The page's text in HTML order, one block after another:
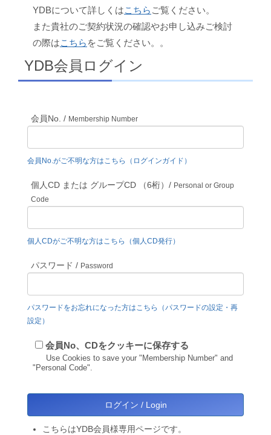
YDBについて詳しくはこちら ご覧ください。
また貴社のご契約状況の確認やお申し込みご検討
の際はこちら をご覧ください。。
YDB会員ログイン
会員No. / Membership Number
会員No.がご不明な方はこちら（ログインガイド）
個人CD または グループCD （6桁）/ Personal or Group
Code
個人CDがご不明な方はこちら（個人CD発行）
パスワード / Password
パスワードをお忘れになった方はこちら（パスワードの設定・再
設定）
会員No、CDをクッキーに保存する
Use Cookies to save your "Membership Number" and
"Personal Code".
こちらはYDB会員様専用ページです。